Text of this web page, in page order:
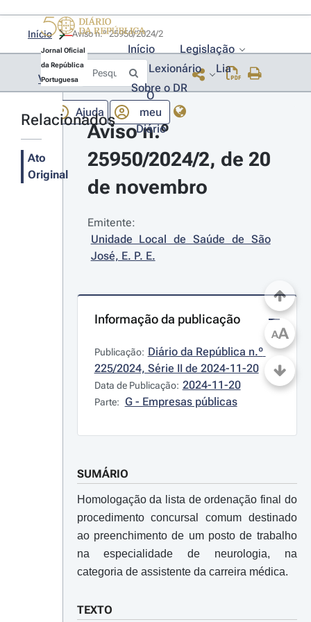
Jornal Oficial
da República
Portuguesa
Início
Legislação
Lexionário
Lia
Sobre o DR
Ajuda
O
meu
Diário
Início
Voltar
Relacionados
Ato
Original
Aviso n.º
25950/2024/2, de 20
de novembro
Emitente:
Unidade Local de Saúde de São
José, E. P. E.
Informação da publicação
Publicação: Diário da República n.º
225/2024, Série II de 2024-11-20
Data de Publicação: 2024-11-20
Parte: G - Empresas públicas
SUMÁRIO
Homologação da lista de ordenação final do
procedimento concursal comum destinado
ao preenchimento de um posto de trabalho
na especialidade de neurologia, na
categoria de assistente da carreira médica.
TEXTO
AA